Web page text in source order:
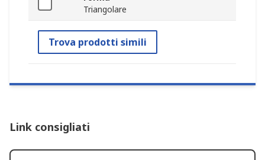
Triangolare
Trova prodotti simili
Link consigliati